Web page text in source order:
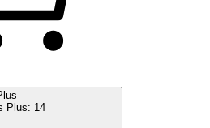
Plus: 14